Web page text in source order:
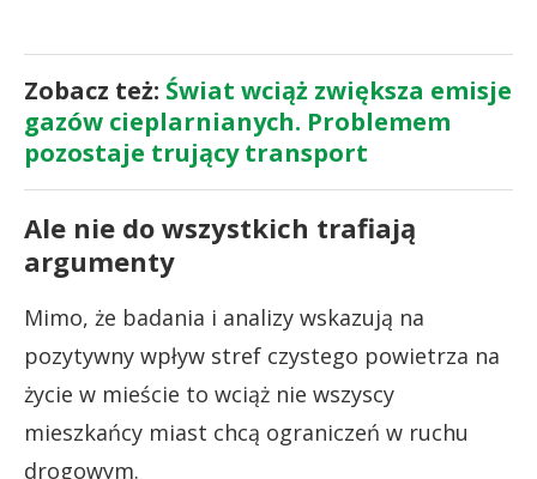
Zobacz też: Świat wciąż zwiększa emisje
gazów cieplarnianych. Problemem
pozostaje trujący transport
Ale nie do wszystkich trafiają
argumenty
Mimo, że badania i analizy wskazują na
pozytywny wpływ stref czystego powietrza na
życie w mieście to wciąż nie wszyscy
mieszkańcy miast chcą ograniczeń w ruchu
drogowym.